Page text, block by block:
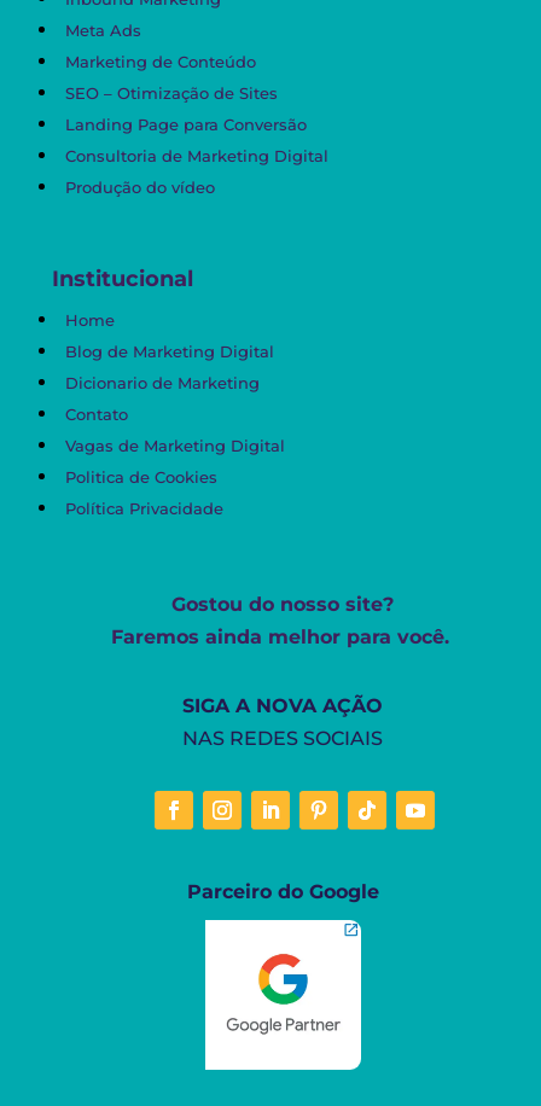
Meta Ads
Marketing de Conteúdo
SEO – Otimização de Sites
Landing Page para Conversão
Consultoria de Marketing Digital
Produção do vídeo
Institucional
Home
Blog de Marketing Digital
Dicionario de Marketing
Contato
Vagas de Marketing Digital
Politica de Cookies
Política Privacidade
Gostou do nosso site?
Faremos ainda melhor para você.
SIGA A NOVA AÇÃO
NAS REDES SOCIAIS
Parceiro do Google